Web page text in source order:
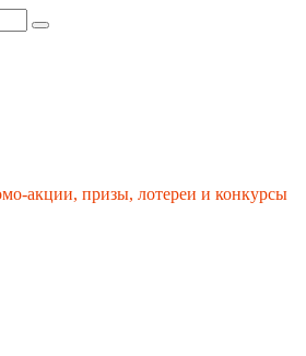
акции, призы, лотереи и конкурсы